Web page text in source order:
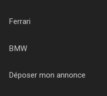
Ferrari
BMW
Déposer mon annonce